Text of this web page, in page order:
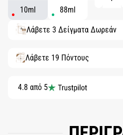
10ml 88ml
Λάβετε 3 Δείγματα Δωρεάν
Λάβετε 19 Πόντους
4.8 από 5